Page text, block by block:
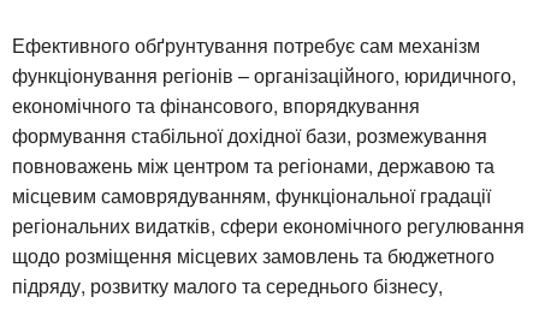
Ефективного обґрунтування потребує сам механізм
функціонування регіонів – організаційного, юридичного,
економічного та фінансового, впорядкування
формування стабільної дохідної бази, розмежування
повноважень між центром та регіонами, державою та
місцевим самоврядуванням, функціональної градації
регіональних видатків, сфери економічного регулювання
щодо розміщення місцевих замовлень та бюджетного
підряду, розвитку малого та середнього бізнесу,